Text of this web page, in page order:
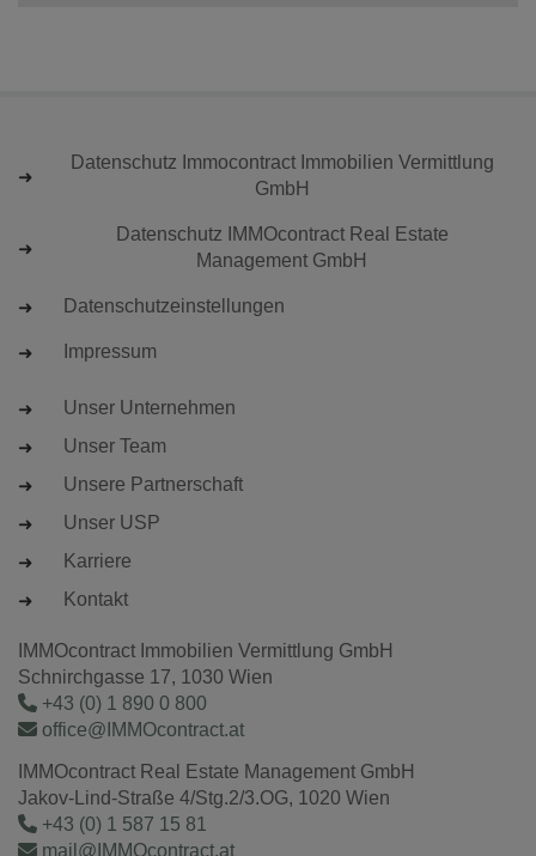
Datenschutz Immocontract Immobilien Vermittlung
GmbH
Datenschutz IMMOcontract Real Estate
Management GmbH
Datenschutzeinstellungen
Impressum
Unser Unternehmen
Unser Team
Unsere Partnerschaft
Unser USP
Karriere
Kontakt
IMMOcontract Immobilien Vermittlung GmbH
Schnirchgasse 17, 1030 Wien
+43 (0) 1 890 0 800
office@IMMOcontract.at
IMMOcontract Real Estate Management GmbH
Jakov-Lind-Straße 4/Stg.2/3.OG, 1020 Wien
+43 (0) 1 587 15 81
mail@IMMOcontract.at